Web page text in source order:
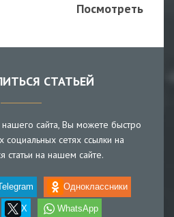
Посмотреть
СТАТЬЕЙ
сайта, Вы можете быстро
социальных сетях ссылки на
статьи на нашем сайте.
Одноклассники
X WhatsApp